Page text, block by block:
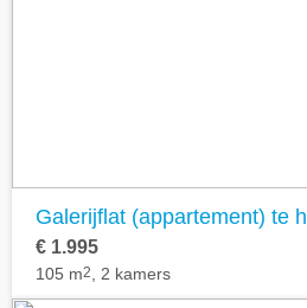
Galerijflat (appartement) te
€ 1.995
105 m2 , 2 kamers